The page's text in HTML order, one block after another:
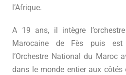
l’Afrique.
A 19 ans, il intègre
Marocaine de Fès puis
l’Orchestre National du Maroc
dans le monde entier aux